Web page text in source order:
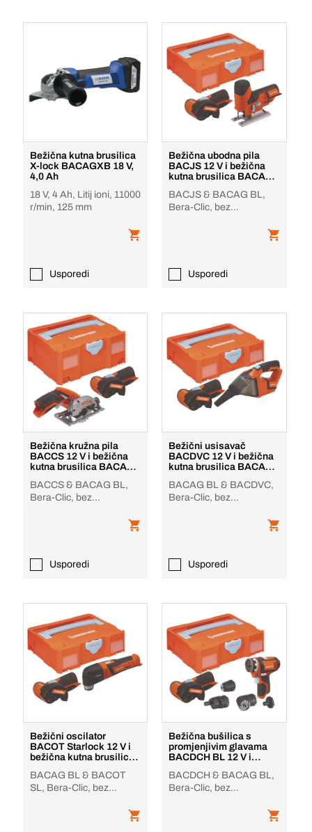
Bežična kutna brusilica
X-lock BACAGXB 18 V,
4,0 Ah
18 V, 4 Ah, Litij ioni, 11000
r/min, 125 mm
Usporedi
Bežična ubodna pila
BACJS 12 V i bežična
kutna brusilica BACAG
BACJS & BACAG BL,
Bera-Clic, bez
Usporedi
Bežična kružna pila
BACCS 12 V i bežična
kutna brusilica BACAG
BACCS & BACAG BL,
Bera-Clic, bez
Usporedi
Bežični usisavač
BACDVC 12 V i bežična
kutna brusilica BACAG
BACAG BL & BACDVC,
Bera-Clic, bez
Usporedi
Bežični oscilator
BACOT Starlock 12 V i
bežična kutna brusilica
BACAG BL & BACOT
SL, Bera-Clic, bez
Bežična bušilica s
promjenjivim glavama
BACDCH BL 12 V i
BACDCH & BACAG BL,
Bera-Clic, bez